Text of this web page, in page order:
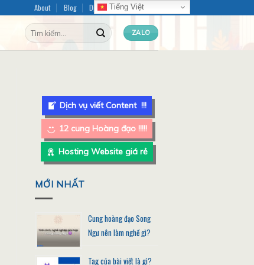
About Blog Dịch vụ Content
Tìm
kiếm:
ZALO
Dịch vụ viết Content !!!
12 cung Hoàng đạo !!!!!
Hosting Website giá rẻ
MỚI NHẤT
Cung hoàng đạo Song
Ngư nên làm nghề gì?
Tag của bài viết là gì?
Tiếng Việt